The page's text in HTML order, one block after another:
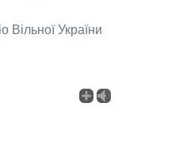
Вільної України